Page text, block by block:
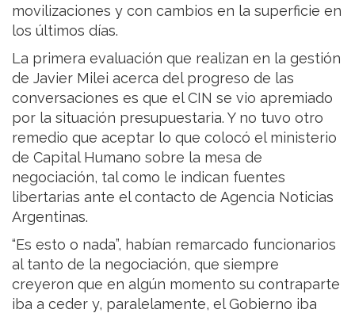
movilizaciones y con cambios en la superficie en
los últimos días.
La primera evaluación que realizan en la gestión
de Javier Milei acerca del progreso de las
conversaciones es que el CIN se vio apremiado
por la situación presupuestaria. Y no tuvo otro
remedio que aceptar lo que colocó el ministerio
de Capital Humano sobre la mesa de
negociación, tal como le indican fuentes
libertarias ante el contacto de Agencia Noticias
Argentinas.
“Es esto o nada”, habían remarcado funcionarios
al tanto de la negociación, que siempre
creyeron que en algún momento su contraparte
iba a ceder y, paralelamente, el Gobierno iba